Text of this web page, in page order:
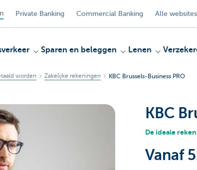
Private Banking Commercial Banking Alle websites
Sparen en beleggen Lenen
worden Zakelijke rekeningen KBC Brussels-Business PRO
KBC
De ideale
Vanaf